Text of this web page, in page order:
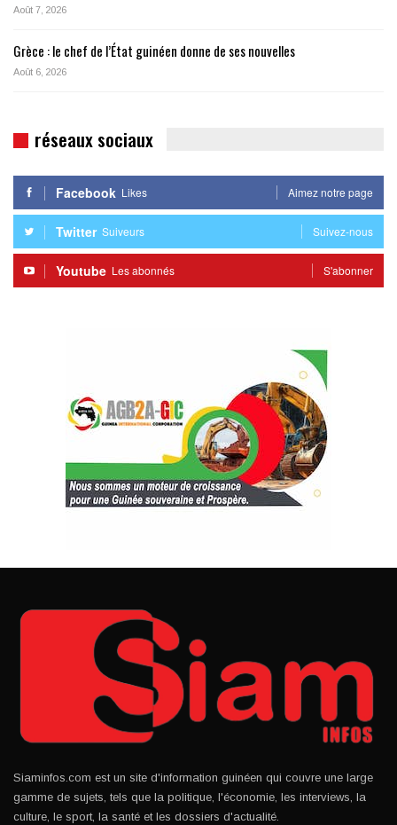
Août 7, 2026
Grèce : le chef de l’État guinéen donne de ses nouvelles
Août 6, 2026
réseaux sociaux
Facebook Likes Aimez notre page
Twitter Suiveurs Suivez-nous
Youtube Les abonnés S'abonner
Siaminfos.com est un site d'information guinéen qui couvre une large
gamme de sujets, tels que la politique, l'économie, les interviews, la
culture, le sport, la santé et les dossiers d'actualité.